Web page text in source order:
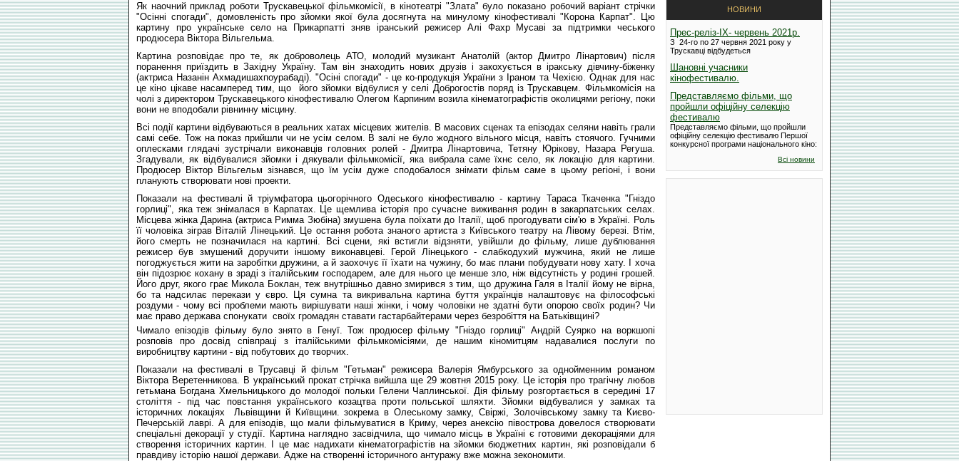
НОВИНИ
Прес-реліз-IX- червень 2021р.
З 24-го по 27 червня 2021 року у
Трускавці відбудеться
Шановні учасники
кінофестивалю.
Представляємо фільми, що
пройшли офіційну селекцію
фестивалю
Представляємо фільми, що пройшли
офіційну селекцію фестивалю Першої
конкурсної програми національного кіно:
Всі новини
Як наочний приклад роботи Трускавецької фільмкомісії, в кінотеатрі "Злата" було показано робочий варіант стрічки
"Осінні спогади", домовленість про зйомки якої була досягнута на минулому кінофестивалі "Корона Карпат". Цю
картину про українське село на Прикарпатті зняв іранський режисер Алі Фахр Мусаві за підтримки чеського
продюсера Віктора Вільгельма.
Картина розповідає про те, як доброволець АТО, молодий музикант Анатолій (актор Дмитро Лінартович) після
поранення приїздить в Західну Україну. Там він знаходить нових друзів і закохується в іракську дівчину-біженку
(актриса Назанін Ахмадишахпоурабаді). "Осіні спогади" - це ко-продукція України з Іраном та Чехією. Однак для нас
це кіно цікаве насамперед тим, що його зйомки відбулися у селі Доброгостів поряд із Трускавцем. Фільмкомісія на
чолі з директором Трускавецького кінофестивалю Олегом Карпиним возила кінематографістів околицями регіону, поки
вони не вподобали рівнинну місцину.
Всі події картини відбуваються в реальних хатах місцевих жителів. В масових сценах та епізодах селяни навіть грали
самі себе. Тож на показ прийшли чи не усім селом. В залі не було жодного вільного місця, навіть стоячого. Гучними
оплесками глядачі зустрічали виконавців головних ролей - Дмитра Лінартовича, Тетяну Юрікову, Назара Регуша.
Згадували, як відбувалися зйомки і дякували фільмкомісії, яка вибрала саме їхнє село, як локацію для картини.
Продюсер Віктор Вільгельм зізнався, що їм усім дуже сподобалося знімати фільм саме в цьому регіоні, і вони
планують створювати нові проекти.
Показали на фестивалі й тріумфатора цьогорічного Одеського кінофестивалю - картину Тараса Ткаченка "Гніздо
горлиці", яка теж знімалася в Карпатах. Це щемлива історія про сучасне виживання родин в закарпатських селах.
Місцева жінка Дарина (актриса Римма Зюбіна) змушена була поїхати до Італії, щоб прогодувати сім'ю в Україні. Роль
її чоловіка зіграв Віталій Лінецький. Це остання робота знаного артиста з Київського театру на Лівому березі. Втім,
його смерть не позначилася на картині. Всі сцени, які встигли відзняти, увійшли до фільму, лише дублювання
режисер був змушений доручити іншому виконавцеві. Герой Лінецького - слабкодухий мужчина, який не лише
погоджується жити на заробітки дружини, а й заохочує її їхати на чужину, бо має плани побудувати нову хату. І хоча
він підозрює кохану в зраді з італійським господарем, але для нього це менше зло, ніж відсутність у родині грошей.
Його друг, якого грає Микола Боклан, теж внутрішньо давно змирився з тим, що дружина Галя в Італії йому не вірна,
бо та надсилає перекази у євро. Ця сумна та викривальна картина буття українців налаштовує на філософські
роздуми - чому всі проблеми мають вирішувати наші жінки, і чому чоловіки не здатні бути опорою своїх родин? Чи
має право держава спонукати своїх громадян ставати гастарбайтерами через безробіття на Батьківщині?
Чимало епізодів фільму було знято в Генуї. Тож продюсер фільму "Гніздо горлиці" Андрій Суярко на воркшопі
розповів про досвід співпраці з італійськими фільмкомісіями, де нашим кіномитцям надавалися послуги по
виробництву картини - від побутових до творчих.
Показали на фестивалі в Трусавці й фільм "Гетьман" режисера Валерія Ямбурського за однойменним романом
Віктора Веретенникова. В український прокат стрічка вийшла ще 29 жовтня 2015 року. Це історія про трагічну любов
гетьмана Богдана Хмельницького до молодої польки Гелени Чаплинської. Дія фільму розгортається в середині 17
століття - під час повстання українського козацтва проти польської шляхти. Зйомки відбувалися у замках та
історичних локаціях Львівщини й Київщини. зокрема в Олеському замку, Свіржі, Золочівському замку та Києво-
Печерській лаврі. А для епізодів, що мали фільмуватися в Криму, через анексію півострова довелося створювати
спеціальні декорації у студії. Картина наглядно засвідчила, що чимало місць в Україні є готовими декораціями для
створення історичних картин. І це має надихати кінематографістів на зйомки бюджетних картин, які розповідали б
правдиву історію нашої держави. Адже на створенні історичного антуражу вже можна зекономити.